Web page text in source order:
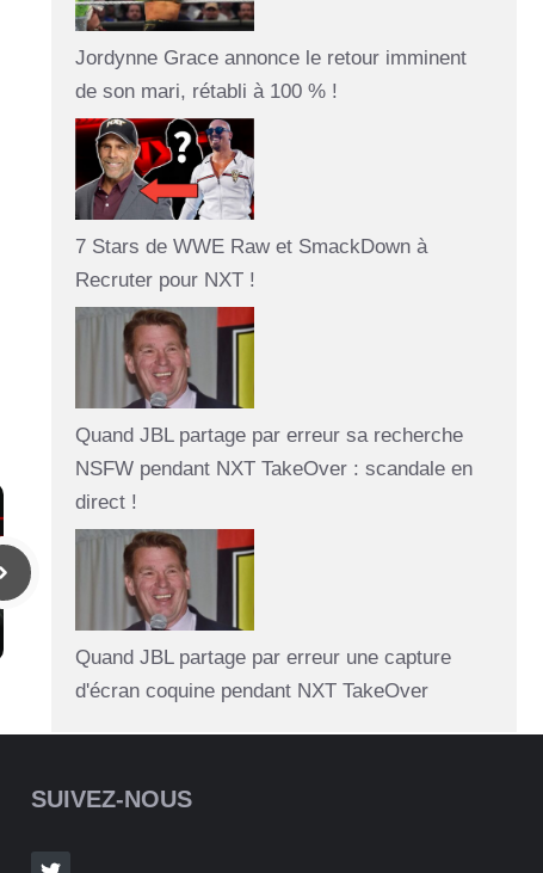
Jordynne Grace annonce le retour imminent
de son mari, rétabli à 100 % !
7 Stars de WWE Raw et SmackDown à
Recruter pour NXT !
Quand JBL partage par erreur sa recherche
NSFW pendant NXT TakeOver : scandale en
direct !
Quand JBL partage par erreur une capture
d'écran coquine pendant NXT TakeOver
SUIVEZ-NOUS